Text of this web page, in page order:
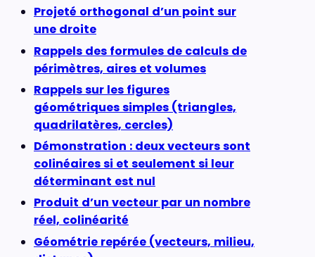
Projeté orthogonal d’un point sur
une droite
Rappels des formules de calculs de
périmètres, aires et volumes
Rappels sur les figures
géométriques simples (triangles,
quadrilatères, cercles)
Démonstration : deux vecteurs sont
colinéaires si et seulement si leur
déterminant est nul
Produit d’un vecteur par un nombre
réel, colinéarité
Géométrie repérée (vecteurs, milieu,